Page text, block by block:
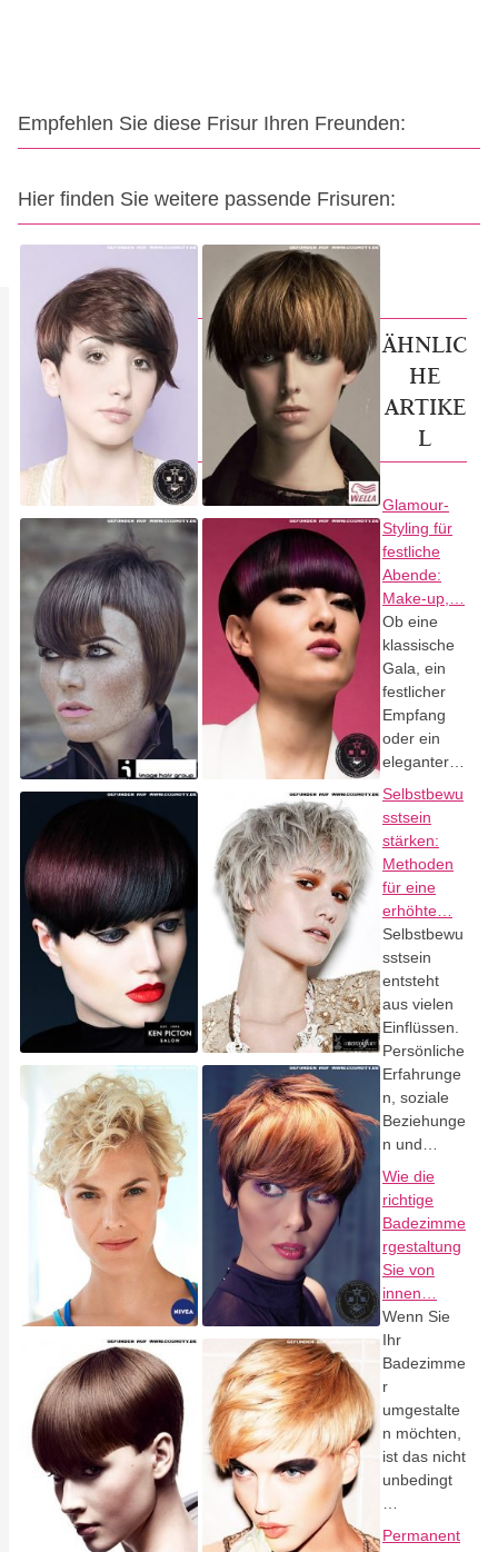
Empfehlen Sie diese Frisur Ihren Freunden:
Hier finden Sie weitere passende Frisuren:
ÄHNLIC
HE
ARTIKE
L
Glamour-
Styling für
festliche
Abende:
Make-up,…
Ob eine
klassische
Gala, ein
festlicher
Empfang
oder ein
eleganter…
Selbstbewu
sstsein
stärken:
Methoden
für eine
erhöhte…
Selbstbewu
sstsein
entsteht
aus vielen
Einflüssen.
Persönliche
Erfahrunge
n, soziale
Beziehunge
n und…
Wie die
richtige
Badezimme
rgestaltung
Sie von
innen…
Wenn Sie
Ihr
Badezimme
r
umgestalte
n möchten,
ist das nicht
unbedingt
Permanent